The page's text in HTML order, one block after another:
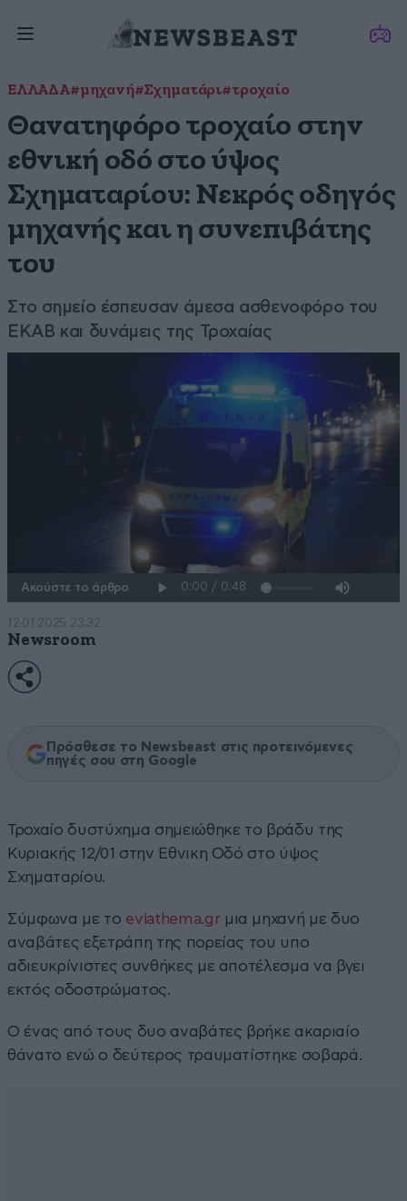
ΕΛΛΑΔΑ#μηχανή#Σχηματάρι#τροχαίο
Θανατηφόρο τροχαίο στην
εθνική οδό στο ύψος
Σχηματαρίου: Νεκρός οδηγός
μηχανής και η συνεπιβάτης
του
Στο σημείο έσπευσαν άμεσα ασθενοφόρο του
ΕΚΑΒ και δυνάμεις της Τροχαίας
Ακούστε το άρθρο
12·01·2025 23:32
Newsroom
Πρόσθεσε το Newsbeast στις προτεινόμενες
πηγές σου στη Google
Τροχαίο δυστύχημα σημειώθηκε το βράδυ της
Κυριακής 12/01 στην Εθνικη Οδό στο ύψος
Σχηματαρίου.
Σύμφωνα με το eviathema.gr μια μηχανή με δυο
αναβάτες εξετράπη της πορείας του υπο
αδιευκρίνιστες συνθήκες με αποτέλεσμα να βγει
εκτός οδοστρώματος.
Ο ένας από τους δυο αναβάτες βρήκε ακαριαίο
θάνατο ενώ ο δεύτερος τραυματίστηκε σοβαρά.